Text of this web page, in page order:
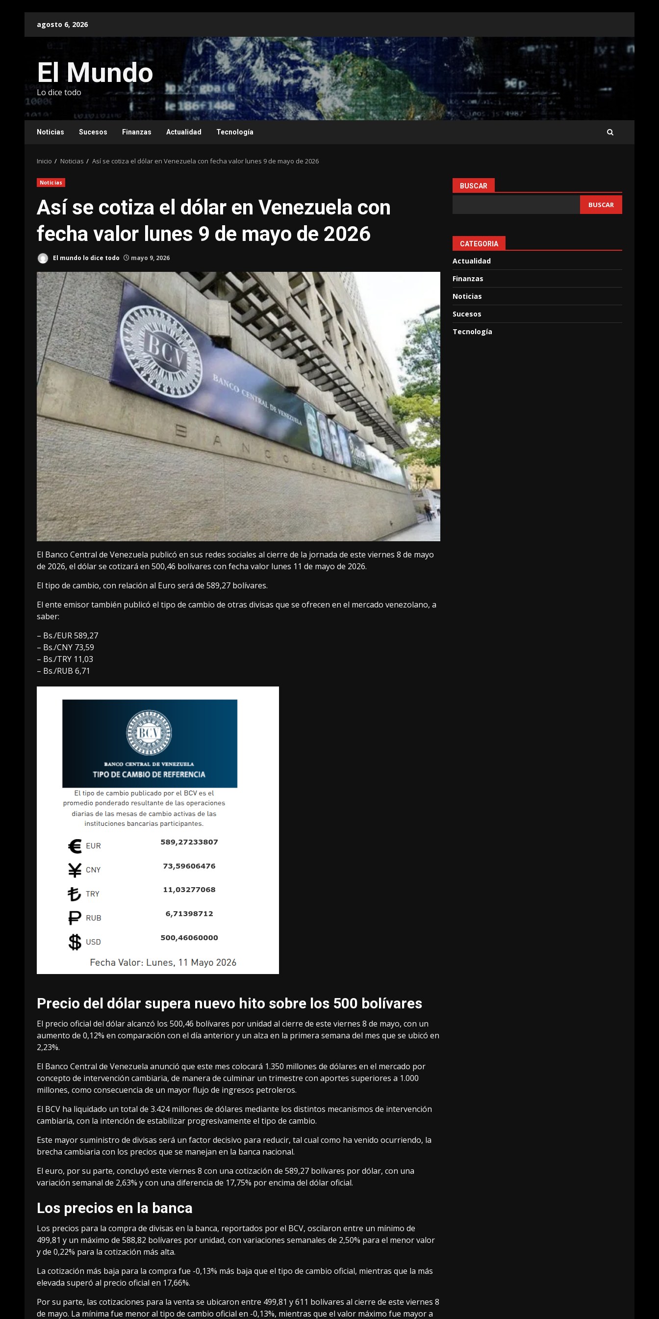
agosto 6, 2026
El Mundo
Lo dice todo
Noticias Sucesos Finanzas Actualidad Tecnología
Inicio Noticias Así se cotiza el dólar en Venezuela con fecha valor lunes 9 de mayo de 2026
Noticias
Así se cotiza el dólar en Venezuela con
fecha valor lunes 9 de mayo de 2026
El mundo lo dice todo mayo 9, 2026
El Banco Central de Venezuela publicó en sus redes sociales al cierre de la jornada de este viernes 8 de mayo
de 2026, el dólar se cotizará en 500,46 bolívares con fecha valor lunes 11 de mayo de 2026.
El tipo de cambio, con relación al Euro será de 589,27 bolívares.
El ente emisor también publicó el tipo de cambio de otras divisas que se ofrecen en el mercado venezolano, a
saber:
– Bs./EUR 589,27
– Bs./CNY 73,59
– Bs./TRY 11,03
– Bs./RUB 6,71
Precio del dólar supera nuevo hito sobre los 500 bolívares
El precio oficial del dólar alcanzó los 500,46 bolívares por unidad al cierre de este viernes 8 de mayo, con un
aumento de 0,12% en comparación con el día anterior y un alza en la primera semana del mes que se ubicó en
2,23%.
El Banco Central de Venezuela anunció que este mes colocará 1.350 millones de dólares en el mercado por
concepto de intervención cambiaria, de manera de culminar un trimestre con aportes superiores a 1.000
millones, como consecuencia de un mayor flujo de ingresos petroleros.
El BCV ha liquidado un total de 3.424 millones de dólares mediante los distintos mecanismos de intervención
cambiaria, con la intención de estabilizar progresivamente el tipo de cambio.
Este mayor suministro de divisas será un factor decisivo para reducir, tal cual como ha venido ocurriendo, la
brecha cambiaria con los precios que se manejan en la banca nacional.
El euro, por su parte, concluyó este viernes 8 con una cotización de 589,27 bolívares por dólar, con una
variación semanal de 2,63% y con una diferencia de 17,75% por encima del dólar oficial.
Los precios en la banca
Los precios para la compra de divisas en la banca, reportados por el BCV, oscilaron entre un mínimo de
499,81 y un máximo de 588,82 bolívares por unidad, con variaciones semanales de 2,50% para el menor valor
y de 0,22% para la cotización más alta.
La cotización más baja para la compra fue -0,13% más baja que el tipo de cambio oficial, mientras que la más
elevada superó al precio oficial en 17,66%.
Por su parte, las cotizaciones para la venta se ubicaron entre 499,81 y 611 bolívares al cierre de este viernes 8
de mayo. La mínima fue menor al tipo de cambio oficial en -0,13%, mientras que el valor máximo fue mayor a
BUSCAR
BUSCAR
CATEGORIA
Actualidad
Finanzas
Noticias
Sucesos
Tecnología